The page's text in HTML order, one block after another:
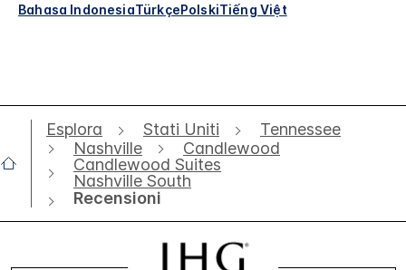
Bahasa IndonesiaTürkçePolskiTiếng Việt
Esplora Stati Uniti
Tennessee
Nashville
Candlewood
Candlewood Suites
Nashville South
Recensioni